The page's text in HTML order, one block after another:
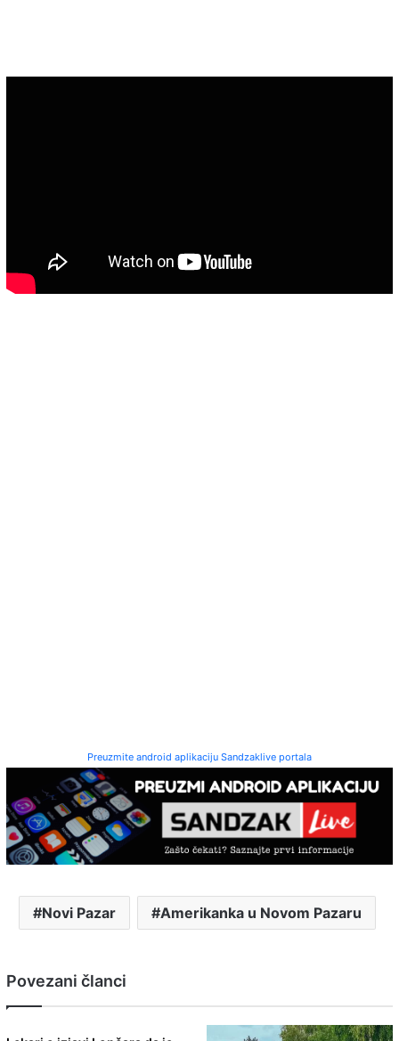
Preuzmite android aplikaciju Sandzaklive portala
Novi Pazar Amerikanka u Novom Pazaru
Povezani članci